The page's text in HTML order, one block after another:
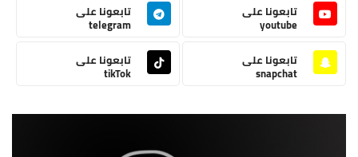
تابعونا على
youtube
تابعونا على
telegram
تابعونا على
snapchat
تابعونا على
tikTok